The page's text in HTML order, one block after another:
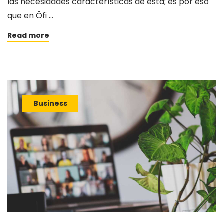
que en Öfi …
Read more
Business